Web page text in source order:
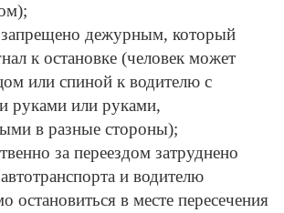
дежурным, который
к остановке (человек может
или спиной к водителю с
руками или руками,
в разные стороны);
за переездом затруднено
и водителю
остановиться в месте пересечения